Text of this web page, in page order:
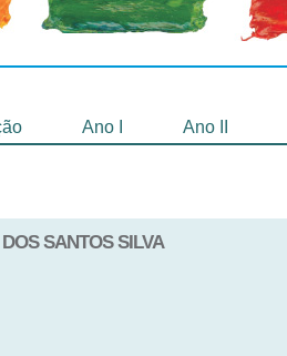
Ano I Ano II
SANTOS SILVA